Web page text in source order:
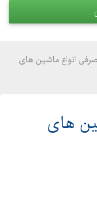
انواع ماشین های
های